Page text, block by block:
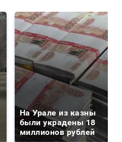
На Урале из казны
были украдены 18
миллионов рублей